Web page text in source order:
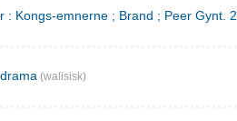
: Kongs-emnerne ; Brand ; Peer Gynt. 2
(walisisk)